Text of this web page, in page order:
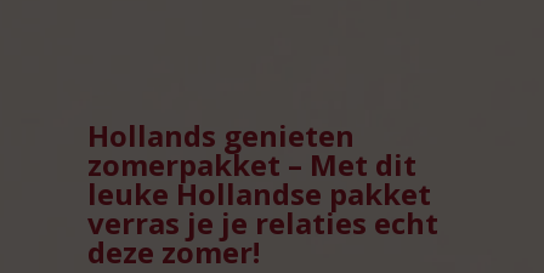
Hollands genieten
zomerpakket – Met dit
leuke Hollandse pakket
verras je je relaties echt
deze zomer!